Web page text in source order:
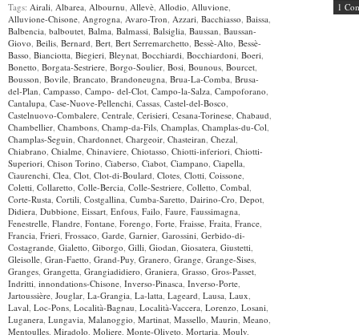
Tags: Airali, Albarea, Albournu, Allevè, Allodio, Alluvione,
Alluvione-Chisone, Angrogna, Avaro-Tron, Azzari, Bacchiasso, Baissa,
Balbencia, balboutet, Balma, Balmassi, Balsiglia, Baussan, Baussan-
Giovo, Beilis, Bernard, Bert, Bert Serremarchetto, Bessè-Alto, Bessè-
Basso, Bianciotta, Biegieri, Bleynat, Bocchiardi, Bocchiardoni, Boeri,
Bonetto, Borgata-Sestriere, Borgo-Soulier, Bosi, Bounous, Bourcet,
Bousson, Bovile, Brancato, Brandoneugna, Brua-La-Comba, Brusa-
del-Plan, Campasso, Campo- del-Clot, Campo-la-Salza, Campoforano,
Cantalupa, Case-Nuove-Pellenchi, Cassas, Castel-del-Bosco,
Castelnuovo-Combalere, Centrale, Cerisieri, Cesana-Torinese, Chabaud,
Chambellier, Chambons, Champ-da-Fils, Champlas, Champlas-du-Col,
Champlas-Seguin, Chardonnet, Chargeoir, Chasteiran, Chezal,
Chiabrano, Chialme, Chinaviere, Chiotasso, Chiotti-inferiori, Chiotti-
Superiori, Chison Torino, Ciaberso, Ciabot, Ciampano, Ciapella,
Ciaurenchi, Clea, Clot, Clot-di-Boulard, Clotes, Clotti, Coissone,
Coletti, Collaretto, Colle-Bercia, Colle-Sestriere, Colletto, Combal,
Corte-Rusta, Cortili, Costgallina, Cumba-Saretto, Dairino-Cro, Depot,
Didiera, Dubbione, Eissart, Enfous, Failo, Faure, Faussimagna,
Fenestrelle, Flandre, Fontane, Forengo, Forte, Fraisse, Fraita, France,
Francia, Frieri, Frossaco, Garde, Garnier, Garossini, Gerbido-di-
Costagrande, Gialetto, Giborgo, Gilli, Giodan, Giosatera, Giustetti,
Gleisolle, Gran-Faetto, Grand-Puy, Granero, Grange, Grange-Sises,
Granges, Grangetta, Grangiadidiero, Graniera, Grasso, Gros-Passet,
Indritti, innondations-Chisone, Inverso-Pinasca, Inverso-Porte,
Jartoussière, Jouglar, La-Grangia, La-latta, Lageard, Lausa, Laux,
Laval, Loc-Pons, Località-Bagnau, Località-Vaccera, Lorenzo, Losani,
Luganera, Lungavia, Malanoggio, Martinat, Massello, Maurin, Meano,
Mentoulles, Miradolo, Moliere, Monte-Oliveto, Mortaria, Mouly,
1